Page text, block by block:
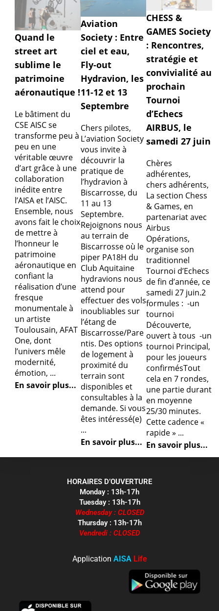
Quand le
street art
sublime le
patrimoine
aéronautique !
Le bâtiment du
CSE AISC se
transforme peu à
peu en une
véritable œuvre
d’art grâce à une
collaboration
inédite entre
l’AISA et l’AISC.
Ensemble, nous
avons fait le choix
de mettre à
l’honneur le
patrimoine
aéronautique en
confiant la
réalisation d’une
fresque
monumentale à
un artiste
Toulousain, AFAT
One, dont
l’univers mêle
modernité,
émotion, ...
En savoir plus...
Aviation
Society : Entre
ciel et eau,
Fly-out
Hydravion, les
11-12 et 13
Septembre
Chers pilotes,
L’aviation Society
vous invite à
découvrir la
pratique de
l’hydravion à
Biscarrosse, du
11 au 13
Septembre.
Rejoignons nous
au terrain de
Biscarrosse où le
piper PA18H du
Club Aquitaine
hydravions nous
attend pour
effectuer des vols
inoubliables sur
l’étang de
Biscarrosse/Pare
ntis. Des options
de logement à
proximité du
terrain sont
disponibles et
consultables à la
demande. Si vous
êtes intéressé(e)
...
En savoir plus...
CHESS &
GAMES Society
: Rencontres,
stratégie et
convivialité au
prochain
Tournoi
d’Echecs
AIRBUS, le
samedi 27 juin
Chères
adhérentes,
chers adhérents,
La section Chess
& Games, en
partenariat avec
Airbus
Opérations,
organise son
traditionnel
Tournoi d’Echecs
de fin d’année, ce
samedi 27 juin.2
formules : -un
tournoi
Découverte,
ouvert à tous -un
tournoi Principal,
pour les joueurs
confirmésTout
cela en 7 rondes,
une partie durant
en moyenne
25/30 minutes.
Cette cadence «
rapide » ...
En savoir plus...
HORAIRES D’OUVERTURE
Monday : 13h-17h
Tuesday : 13h-17h
Wednesday : CLOSED
Thursday : 13h-17h
Vendredi : CLOSED
Application AISA Life